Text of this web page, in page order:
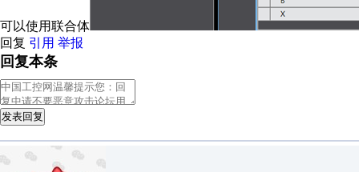
可以使用联合体
回复 引用 举报
回复本条
发表回复